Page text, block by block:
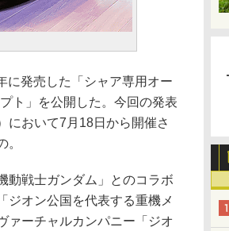
発売した「シャア専用オー
ト」を公開した。今回の発表
において7月18日から開催さ
。
戦士ガンダム」とのコラボ
ジオン公国を代表する重機メ
ァーチャルカンパニー「ジオ